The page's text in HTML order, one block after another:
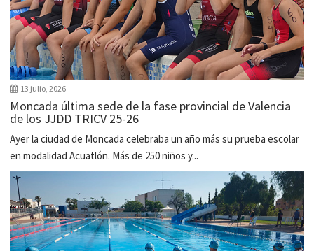
13 julio, 2026
Moncada última sede de la fase provincial de Valencia
de los JJDD TRICV 25-26
Ayer la ciudad de Moncada celebraba un año más su prueba escolar
en modalidad Acuatlón. Más de 250 niños y...